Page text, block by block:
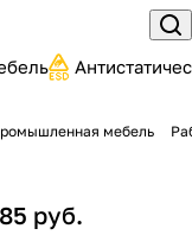
мебель
руб.